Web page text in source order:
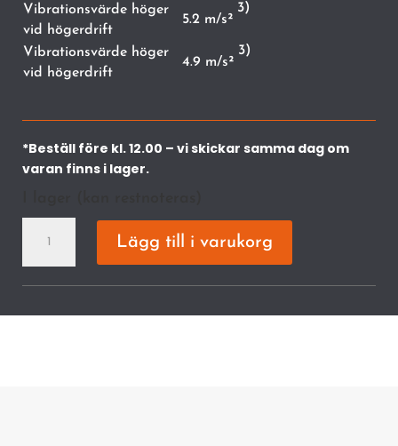
Vibrationsvärde höger
vid högerdrift
5.2 m/s²
3)
Vibrationsvärde höger
vid högerdrift
4.9 m/s²
3)
*Beställ före kl. 12.00 – vi skickar samma dag om
varan finns i lager.
Grästrimmer
mängd
Lägg till i varukorg